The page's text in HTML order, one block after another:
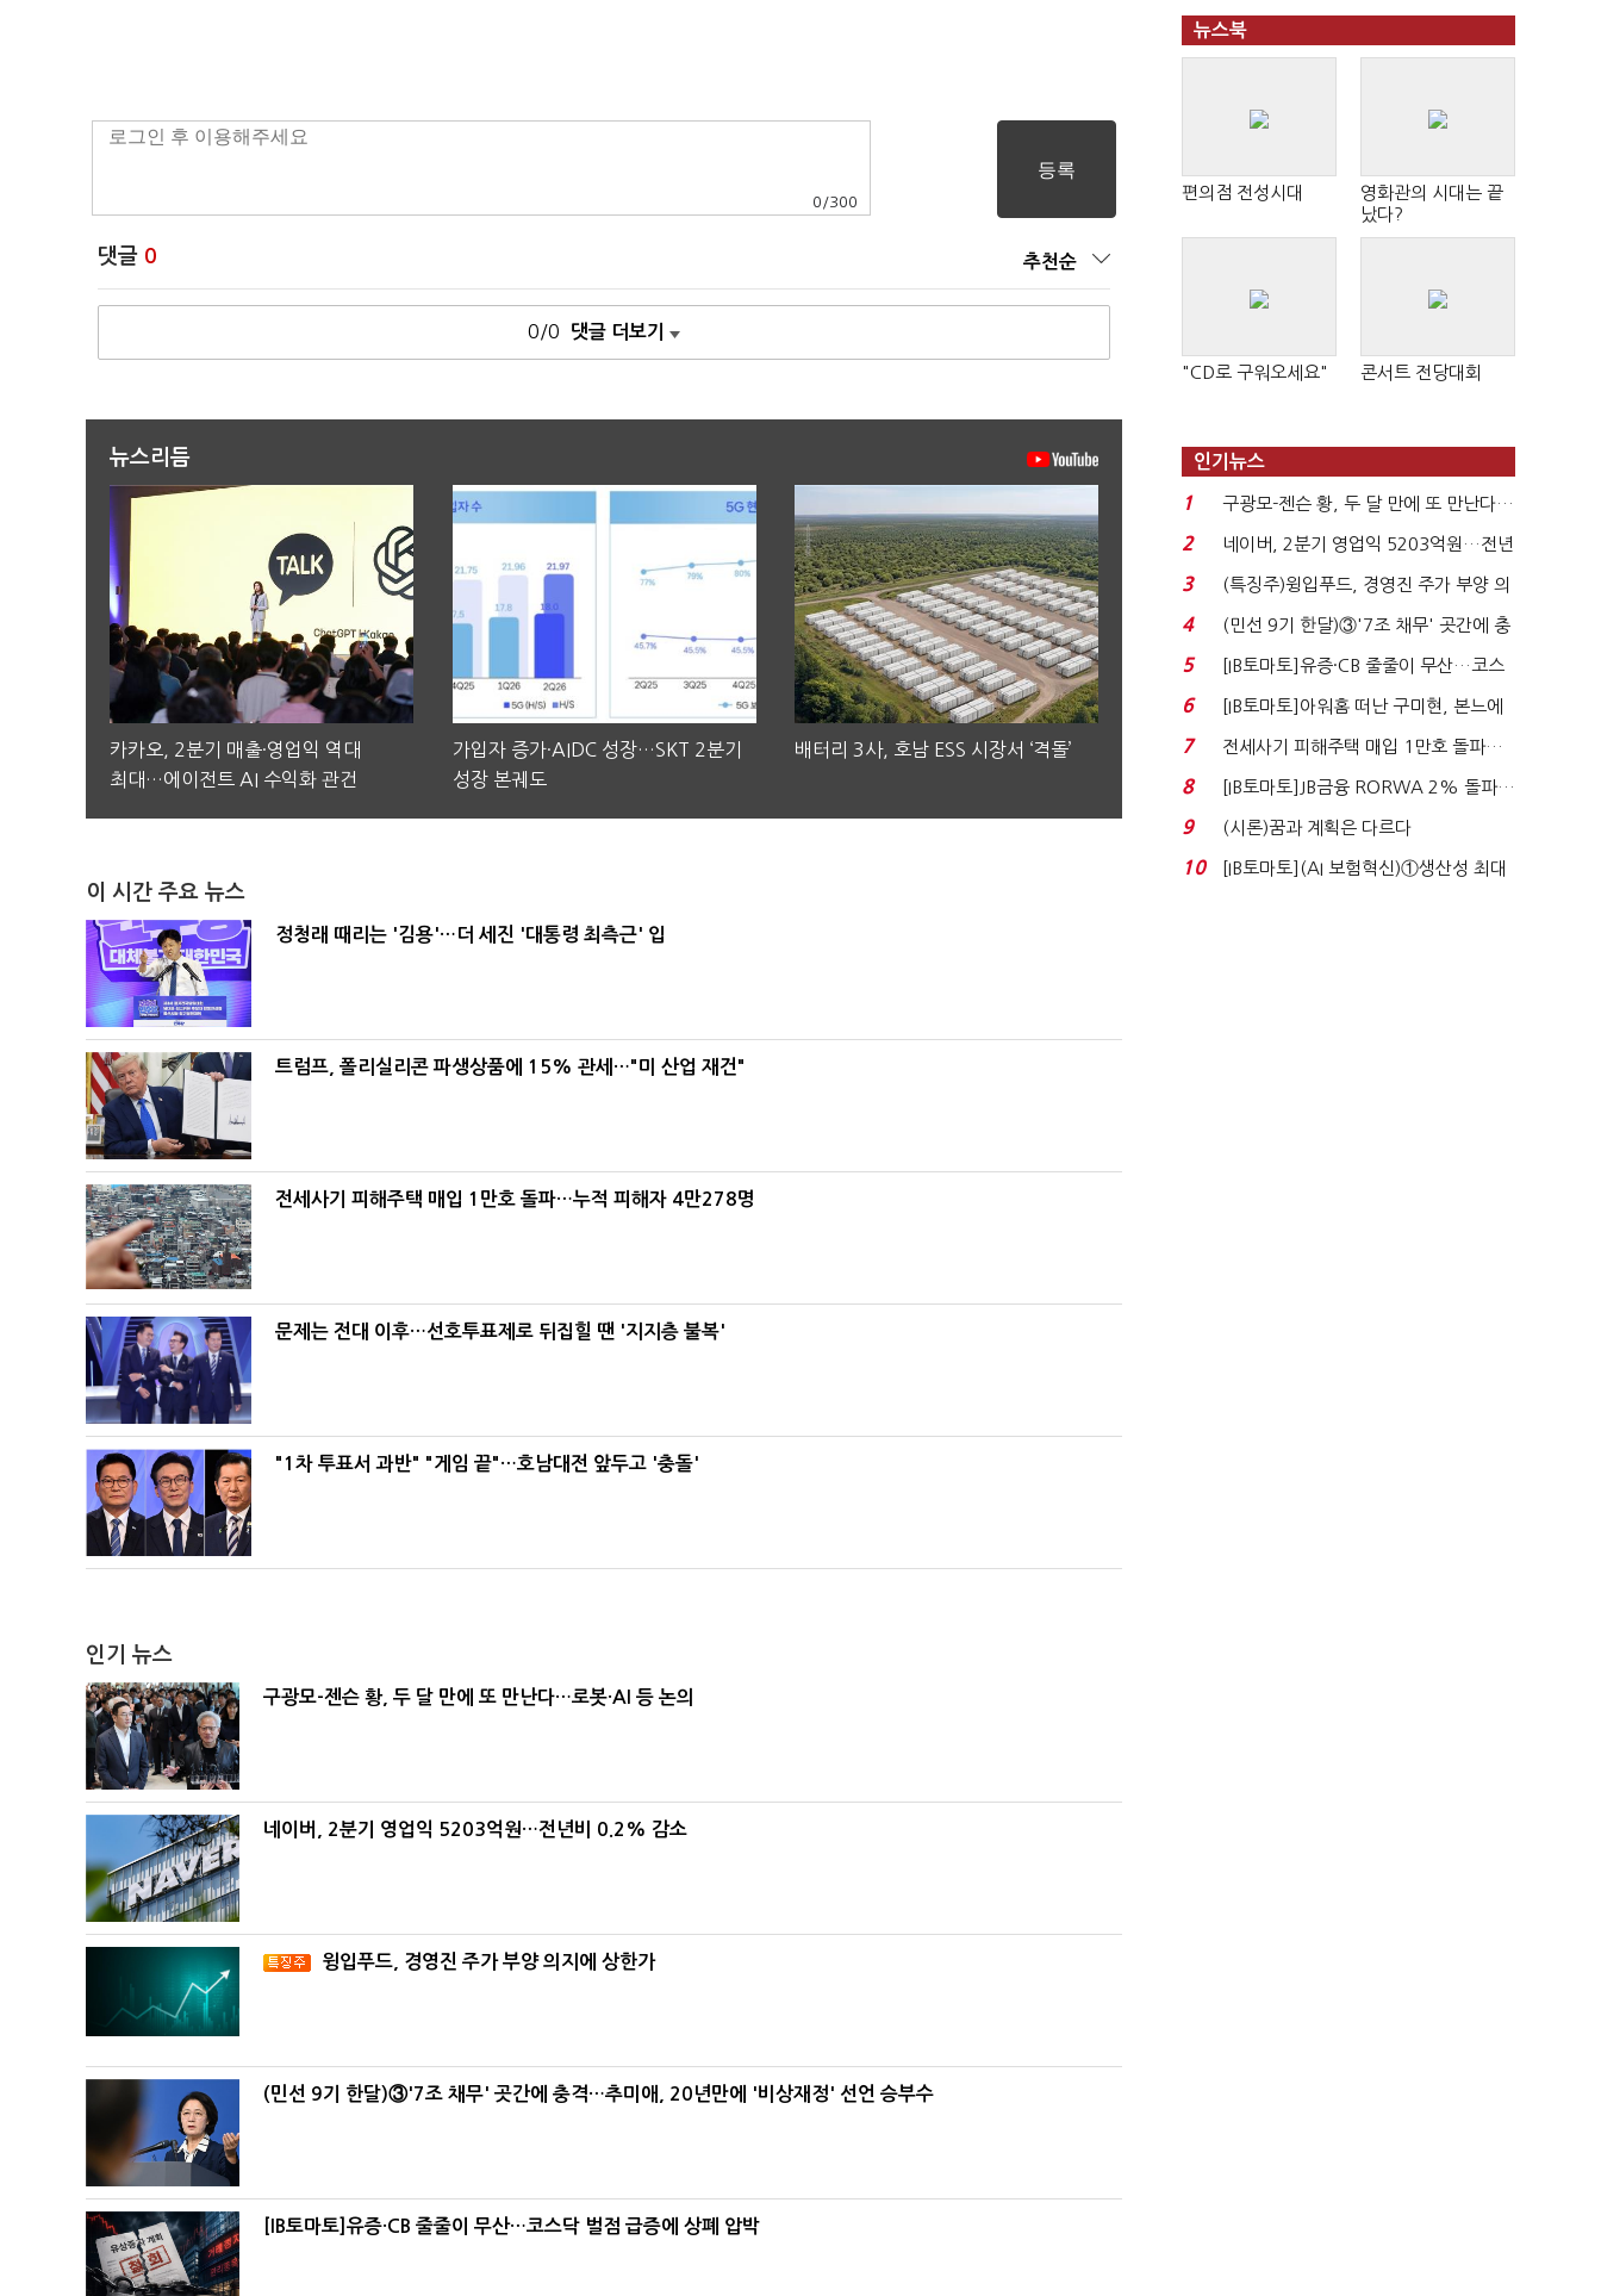
0 /300
댓글 0 추천순
0/0 댓글 더보기
뉴스리듬
카카오, 2분기 매출·영업익 역대
최대…에이전트 AI 수익화 관건
가입자 증가·AIDC 성장…SKT 2분기
성장 본궤도
배터리 3사, 호남 ESS 시장서 ‘격돌’
이 시간 주요 뉴스
정청래 때리는 '김용'…더 세진 '대통령 최측근' 입
트럼프, 폴리실리콘 파생상품에 15% 관세…"미 산업 재건"
전세사기 피해주택 매입 1만호 돌파…누적 피해자 4만278명
문제는 전대 이후…선호투표제로 뒤집힐 땐 '지지층 불복'
"1차 투표서 과반" "게임 끝"…호남대전 앞두고 '충돌'
인기 뉴스
구광모-젠슨 황, 두 달 만에 또 만난다…로봇·AI 등 논의
네이버, 2분기 영업익 5203억원…전년비 0.2% 감소
윙입푸드, 경영진 주가 부양 의지에 상한가
(민선 9기 한달)③'7조 채무' 곳간에 충격…추미애, 20년만에 '비상재정' 선언 승부수
[IB토마토]유증·CB 줄줄이 무산…코스닥 벌점 급증에 상폐 압박
뉴스북
편의점 전성시대
영화관의 시대는 끝
났다?
"CD로 구워오세요" 콘서트 전당대회
인기뉴스
1
구광모-젠슨 황, 두 달 만에 또 만난다…
로봇·AI 등 논...
2
네이버, 2분기 영업익 5203억원…전년
비 0.2% 감소...
3
(특징주)윙입푸드, 경영진 주가 부양 의
지에 상한가...
4
(민선 9기 한달)③'7조 채무' 곳간에 충
격…추미애, 20년...
5
[IB토마토]유증·CB 줄줄이 무산…코스
닥 벌점 급증에 ...
6
[IB토마토]아워홈 떠난 구미현, 본느에
340억 베팅…가...
7
전세사기 피해주택 매입 1만호 돌파…
누적 피해자 4만2...
8
[IB토마토]JB금융 RORWA 2% 돌파…
실적 견인은 은행 ...
9 (시론)꿈과 계획은 다르다
10
[IB토마토](AI 보험혁신)①생산성 최대